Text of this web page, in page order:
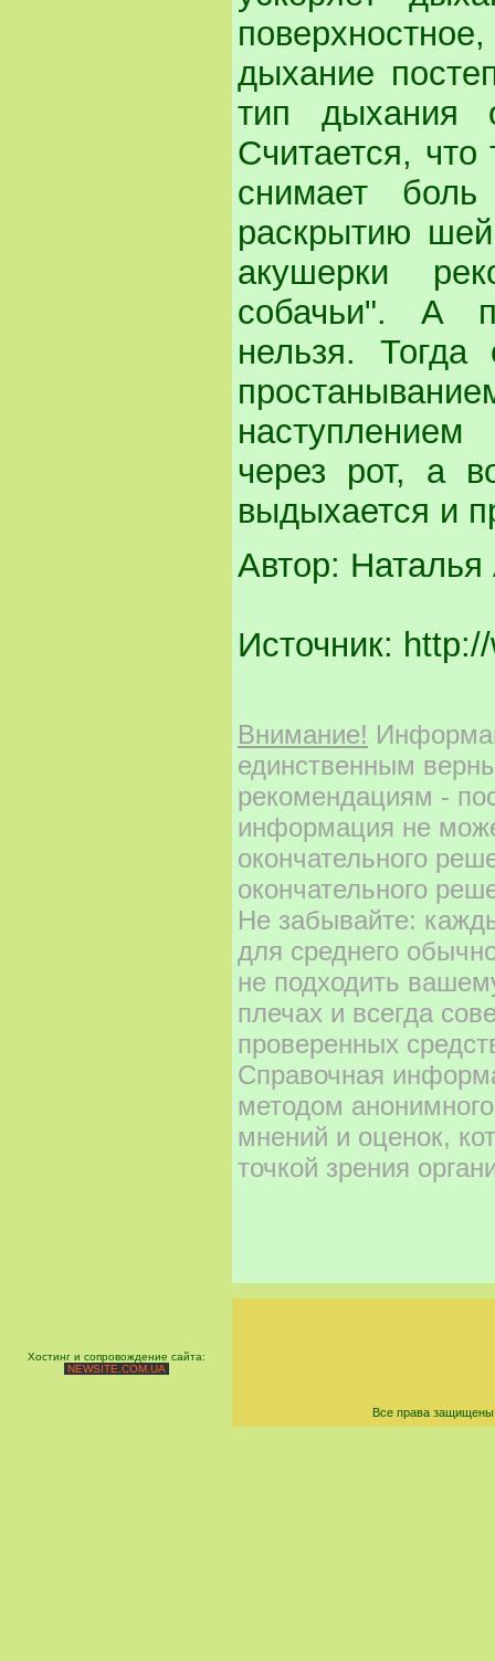
дыхание
тип дыхания
Считается, что
снимает
раскрытию
акушерки
собачьи". А
нельзя.
через рот, а
выдыхается и
Автор:
Источник:
Внимание!
единственным
рекомендациям -
информация не
окончательного
окончательного
Не забывайте:
для среднего
не подходить
плечах и всегда
проверенных
Справочная
методом
мнений и оценок,
точкой зрения
Хостинг и сопровождение сайта:
NEWSITE.COM.UA
Все права